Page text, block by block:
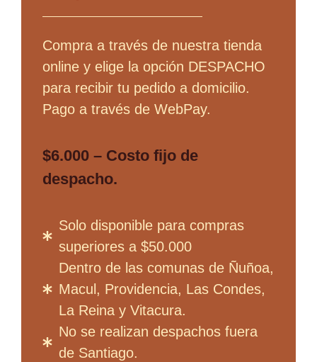
Compra a través de nuestra tienda
online y elige la opción DESPACHO
para recibir tu pedido a domicilio.
Pago a través de WebPay.
$6.000 – Costo fijo de
despacho.
Solo disponible para compras
superiores a $50.000
Dentro de las comunas de Ñuñoa,
Macul, Providencia, Las Condes,
La Reina y Vitacura.
No se realizan despachos fuera
de Santiago.